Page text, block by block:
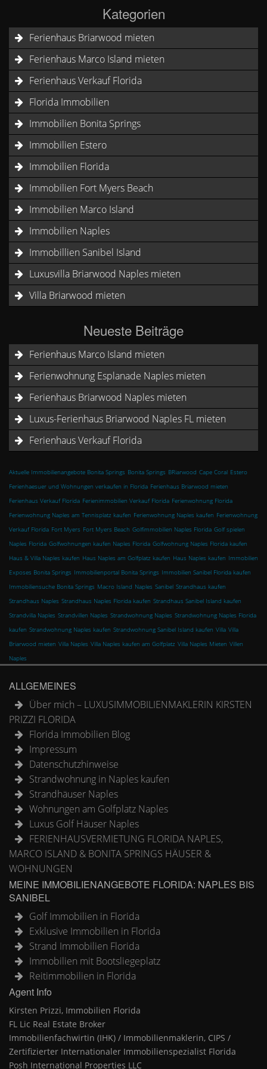
Kategorien
Ferienhaus Briarwood mieten
Ferienhaus Marco Island mieten
Ferienhaus Verkauf Florida
Florida Immobilien
Immobilien Bonita Springs
Immobilien Estero
Immobilien Florida
Immobilien Fort Myers Beach
Immobilien Marco Island
Immobilien Naples
Immobillien Sanibel Island
Luxusvilla Briarwood Naples mieten
Villa Briarwood mieten
Neueste Beiträge
Ferienhaus Marco Island mieten
Ferienwohnung Esplanade Naples mieten
Ferienhaus Briarwood Naples mieten
Luxus-Ferienhaus Briarwood Naples FL mieten
Ferienhaus Verkauf Florida
Aktuelle Immobilienangebote Bonita Springs Bonita Springs BRiarwood Cape Coral Estero
Ferienhaesuer und Wohnungen verkaufen in Florida Ferienhaus Briarwood mieten
Ferienhaus Verkauf Florida Ferienimmobilien Verkauf Florida Ferienwohnung Florida
Ferienwohnung Naples am Tennisplatz kaufen Ferienwohnung Naples kaufen Ferienwohnung
Verkauf Florida Fort Myers Fort Myers Beach Golfimmobilien Naples Florida Golf spielen
Naples Florida Golfwohnungen kaufen Naples Florida Golfwohnung Naples Florida kaufen
Haus & Villa Naples kaufen Haus Naples am Golfplatz kaufen Haus Naples kaufen Immobilien
Exposes Bonita Springs Immobilienportal Bonita Springs Immobilien Sanibel Florida kaufen
Immobiliensuche Bonita Springs Macro Island Naples Sanibel Strandhaus kaufen
Strandhaus Naples Strandhaus Naples Florida kaufen Strandhaus Sanibel Island kaufen
Strandvilla Naples Strandvillen Naples Strandwohnung Naples Strandwohnung Naples Florida
kaufen Strandwohnung Naples kaufen Strandwohnung Sanibel Island kaufen Villa Villa
Briarwood mieten Villa Naples Villa Naples kaufen am Golfplatz Villa Naples Mieten Villen
Naples
ALLGEMEINES
Über mich – LUXUSIMMOBILIENMAKLERIN KIRSTEN
PRIZZI FLORIDA
Florida Immobilien Blog
Impressum
Datenschutzhinweise
Strandwohnung in Naples kaufen
Strandhäuser Naples
Wohnungen am Golfplatz Naples
Luxus Golf Häuser Naples
FERIENHAUSVERMIETUNG FLORIDA NAPLES,
MARCO ISLAND & BONITA SPRINGS HÄUSER &
WOHNUNGEN
MEINE IMMOBILIENANGEBOTE FLORIDA: NAPLES BIS
SANIBEL
Golf Immobilien in Florida
Exklusive Immobilien in Florida
Strand Immobilien Florida
Immobilien mit Bootsliegeplatz
Reitimmobilien in Florida
Agent Info
Kirsten Prizzi, Immobilien Florida
FL Lic Real Estate Broker
Immobilienfachwirtin (IHK) / Immobilienmaklerin, CIPS /
Zertifizierter Internationaler Immobilienspezialist Florida
Posh International Properties LLC